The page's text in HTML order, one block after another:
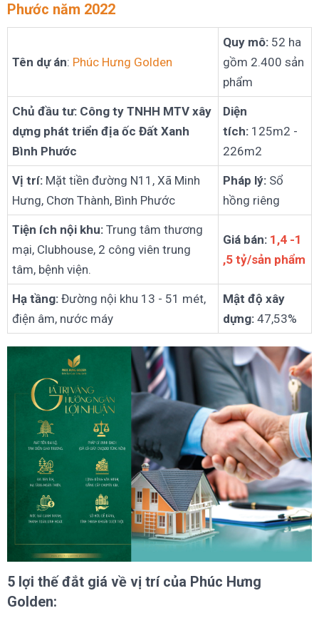
Phước năm 2022
Tên dự án: Phúc Hưng Golden
Quy mô: 52 ha
gồm 2.400 sản
phẩm
Chủ đầu tư: Công ty TNHH MTV xây
dựng phát triển địa ốc Đất Xanh
Bình Phước
Diện
tích: 125m2 -
226m2
Vị trí: Mặt tiền đường N11, Xã Minh
Hưng, Chơn Thành, Bình Phước
Pháp lý: Sổ
hồng riêng
Tiện ích nội khu: Trung tâm thương
mại, Clubhouse, 2 công viên trung
tâm, bệnh viện.
Giá bán: 1,4 -1
,5 tỷ/sản phẩm
Hạ tầng: Đường nội khu 13 - 51 mét,
điện âm, nước máy
Mật độ xây
dựng: 47,53%
5 lợi thế đắt giá về vị trí của Phúc Hưng
Golden: